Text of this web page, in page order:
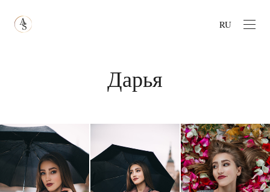
RU
Дарья